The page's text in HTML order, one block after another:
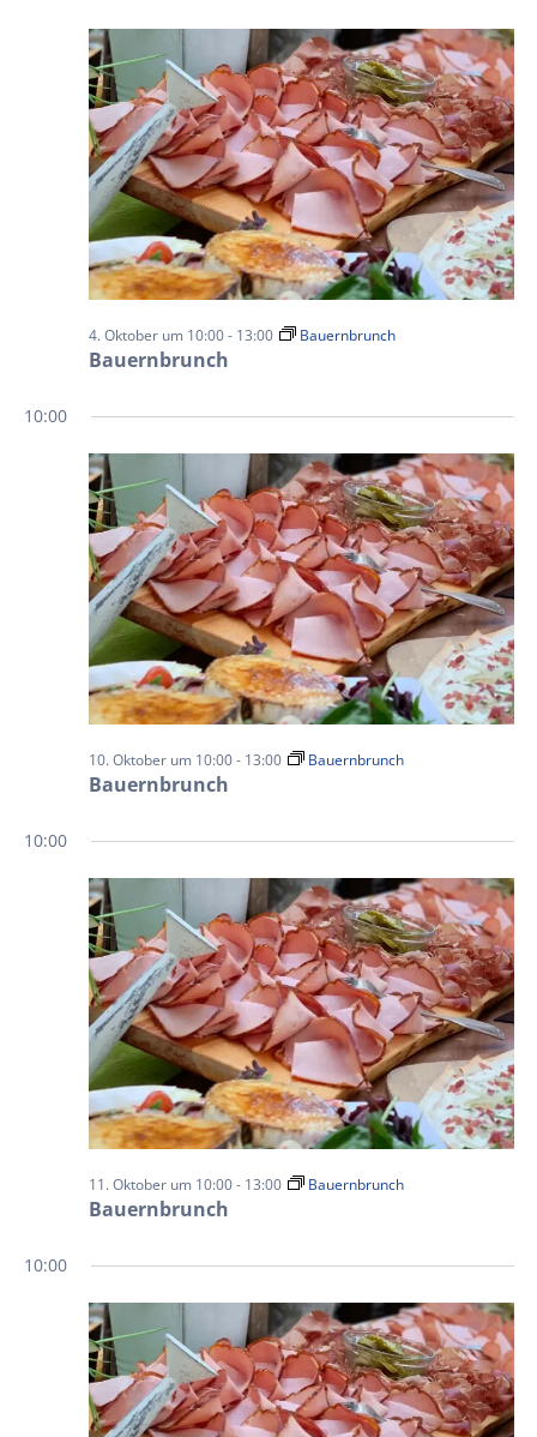
Bauernbrunch
4. Oktober um 10:00- 13:00 Bauernbrunch
10:00
Bauernbrunch
10. Oktober um 10:00- 13:00 Bauernbrunch
10:00
Bauernbrunch
11. Oktober um 10:00- 13:00 Bauernbrunch
10:00